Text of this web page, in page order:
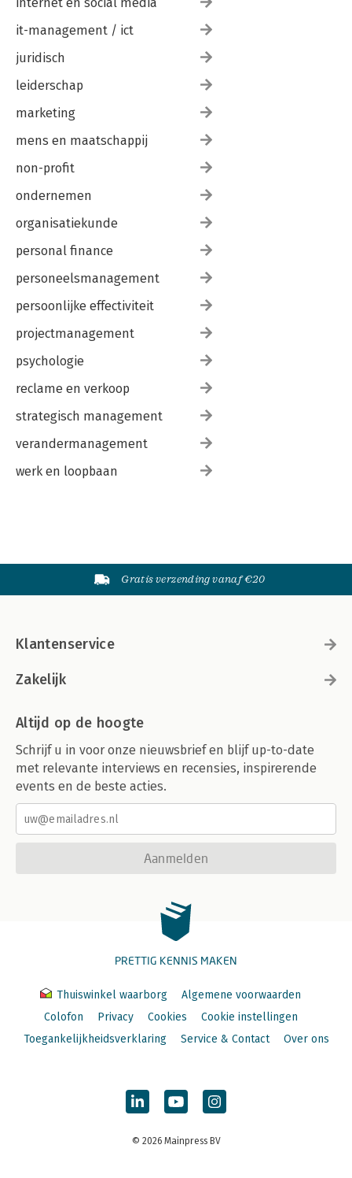
it-management / ict
juridisch
leiderschap
marketing
mens en maatschappij
non-profit
ondernemen
organisatiekunde
personal finance
personeelsmanagement
persoonlijke effectiviteit
projectmanagement
psychologie
reclame en verkoop
strategisch management
verandermanagement
werk en loopbaan
Gratis verzending vanaf €20
Klantenservice
Zakelijk
Altijd op de hoogte
Schrijf u in voor onze nieuwsbrief en blijf up-to-date
met relevante interviews en recensies, inspirerende
events en de beste acties.
Aanmelden
PRETTIG KENNIS MAKEN
Thuiswinkel waarborg
Algemene voorwaarden
Colofon
Privacy Cookies
Cookie instellingen
Toegankelijkheidsverklaring
Service & Contact Over ons
© 2026 Mainpress BV